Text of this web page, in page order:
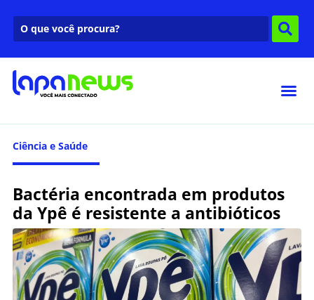
Ciência e Saúde
Bactéria encontrada em produtos
da Ypê é resistente a antibióticos